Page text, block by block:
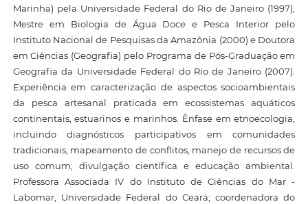
Marinha) pela Universidade Federal do Rio de Janeiro (1997),
Mestre em Biologia de Água Doce e Pesca Interior pelo
Instituto Nacional de Pesquisas da Amazônia (2000) e Doutora
em Ciências (Geografia) pelo Programa de Pós-Graduação em
Geografia da Universidade Federal do Rio de Janeiro (2007).
Experiência em caracterização de aspectos socioambientais
da pesca artesanal praticada em ecossistemas aquáticos
continentais, estuarinos e marinhos. Ênfase em etnoecologia,
incluindo diagnósticos participativos em comunidades
tradicionais, mapeamento de conflitos, manejo de recursos de
uso comum, divulgação científica e educação ambiental.
Professora Associada IV do Instituto de Ciências do Mar -
Labomar, Universidade Federal do Ceará; coordenadora do